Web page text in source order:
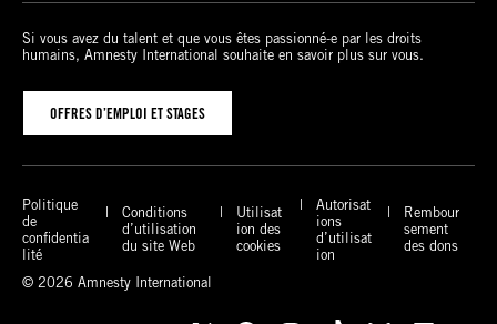
Si vous avez du talent et que vous êtes passionné-e par les droits
humains, Amnesty International souhaite en savoir plus sur vous.
OFFRES D’EMPLOI ET STAGES
Politique
de
confidentia
lité
Conditions
d’utilisation
du site Web
Utilisat
ion des
cookies
Autorisat
ions
d’utilisat
ion
Rembour
sement
des dons
© 2026 Amnesty International